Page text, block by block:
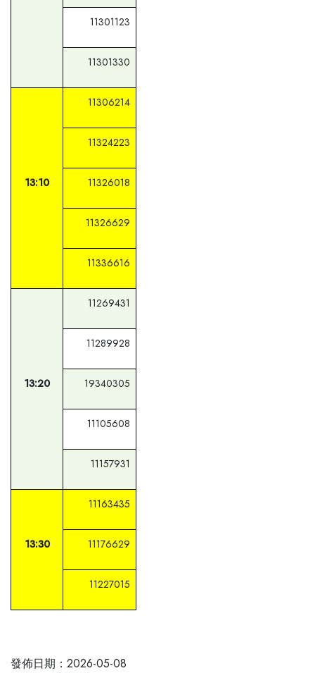
11301123
11301330
13:10
11306214
11324223
11326018
11326629
11336616
13:20
11269431
11289928
19340305
11105608
11157931
13:30
11163435
11176629
11227015
發佈日期：2026-05-08